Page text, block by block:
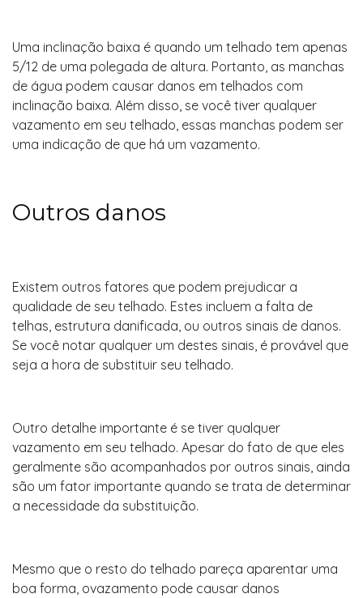
Uma inclinação baixa é quando um telhado tem apenas
5/12 de uma polegada de altura. Portanto, as manchas
de água podem causar danos em telhados com
inclinação baixa. Além disso, se você tiver qualquer
vazamento em seu telhado, essas manchas podem ser
uma indicação de que há um vazamento.
Outros danos
Existem outros fatores que podem prejudicar a
qualidade de seu telhado. Estes incluem a falta de
telhas, estrutura danificada, ou outros sinais de danos.
Se você notar qualquer um destes sinais, é provável que
seja a hora de substituir seu telhado.
Outro detalhe importante é se tiver qualquer
vazamento em seu telhado. Apesar do fato de que eles
geralmente são acompanhados por outros sinais, ainda
são um fator importante quando se trata de determinar
a necessidade da substituição.
Mesmo que o resto do telhado pareça aparentar uma
boa forma, ovazamento pode causar danos